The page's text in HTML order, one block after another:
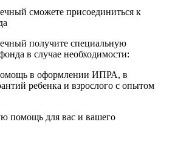
сможете присоединиться к
получите специальную
в случае необходимости:
в оформлении ИПРА, в
ребенка и взрослого с опытом
для вас и вашего